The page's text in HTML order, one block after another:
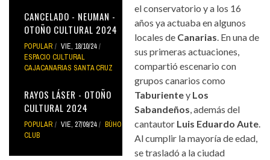
CANCELADO - NEUMAN -
OTOÑO CULTURAL 2024
POPULAR
VIE, 18/10/24
ESPACIO CULTURAL
CAJACANARIAS SANTA CRUZ
RAYOS LÁSER - OTOÑO
CULTURAL 2024
POPULAR VIE, 27/09/24
BÚHO
CLUB
el conservatorio y a los 16
años ya actuaba en algunos
locales de Canarias. En una de
sus primeras actuaciones,
compartió escenario con
grupos canarios como
Taburientey Los
Sabandeños, además del
cantautor Luis Eduardo Aute.
Al cumplir la mayoría de edad,
se trasladó a la ciudad